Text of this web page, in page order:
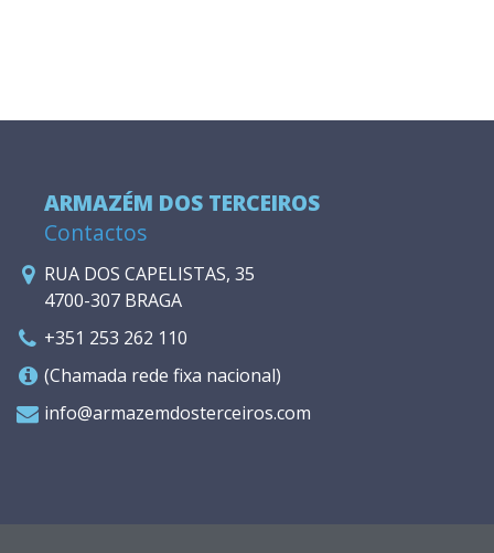
ARMAZÉM DOS TERCEIROS
Contactos
RUA DOS CAPELISTAS, 35
4700-307 BRAGA
+351 253 262 110
(Chamada rede fixa nacional)
info@armazemdosterceiros.com